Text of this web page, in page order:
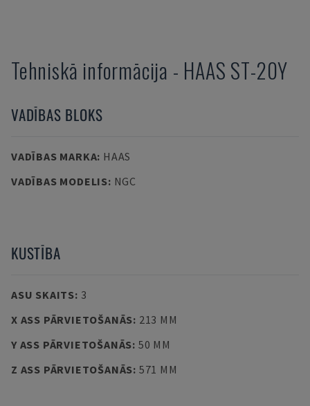
Tehniskā informācija - HAAS ST-20Y
VADĪBAS BLOKS
VADĪBAS MARKA: HAAS
VADĪBAS MODELIS: NGC
KUSTĪBA
ASU SKAITS: 3
X ASS PĀRVIETOŠANĀS: 213 MM
Y ASS PĀRVIETOŠANĀS: 50 MM
Z ASS PĀRVIETOŠANĀS: 571 MM